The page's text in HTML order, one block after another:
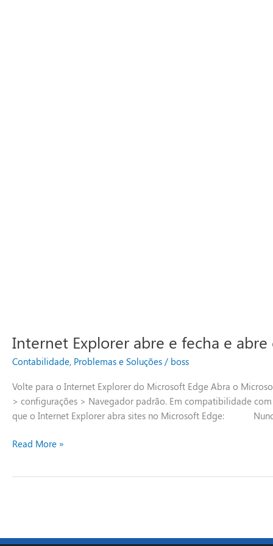
Internet Explorer abre e fecha e abre
Contabilidade, Problemas e Soluções / boss
Volte para o Internet Explorer do Microsoft Edge Abra o
> configurações > Navegador padrão. Em compatibilidade
que o Internet Explorer abra sites no Microsoft Edge:
Read More »